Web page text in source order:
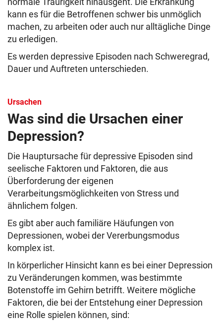
kann es für die Betroffenen schwer bis unmöglich
machen, zu arbeiten oder auch nur alltägliche Dinge
zu erledigen.
Es werden depressive Episoden nach Schweregrad,
Dauer und Auftreten unterschieden.
Ursachen
Was sind die Ursachen einer
Depression?
Die Hauptursache für depressive Episoden sind
seelische Faktoren und Faktoren, die aus
Überforderung der eigenen
Verarbeitungsmöglichkeiten von Stress und
ähnlichem folgen.
Es gibt aber auch familiäre Häufungen von
Depressionen, wobei der Vererbungsmodus
komplex ist.
In körperlicher Hinsicht kann es bei einer Depression
zu Veränderungen kommen, was bestimmte
Botenstoffe im Gehirn betrifft. Weitere mögliche
Faktoren, die bei der Entstehung einer Depression
eine Rolle spielen können, sind: